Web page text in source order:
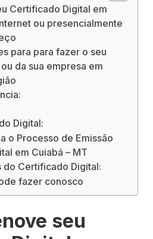
Certificado Digital em
ou presencialmente
para para fazer o seu
da sua empresa em
Digital:
o Processo de Emissão
em Cuiabá – MT
do Certificado Digital:
fazer conosco
seu